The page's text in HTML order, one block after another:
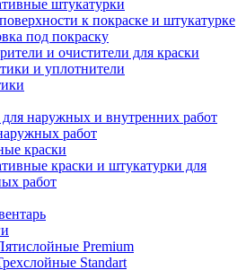
штукатурки
к покраске и штукатурке
под покраску
и очистители для краски
и уплотнители
наружных и внутренних работ
работ
краски
краски и штукатурки для
работ
Premium
Standart